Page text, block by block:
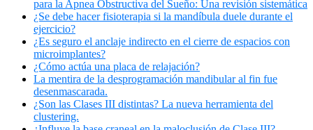
para la Apnea Obstructiva del Sueño: Una revisión sistemática
¿Se debe hacer fisioterapia si la mandíbula duele durante el
ejercicio?
¿Es seguro el anclaje indirecto en el cierre de espacios con
microimplantes?
¿Cómo actúa una placa de relajación?
La mentira de la desprogramación mandibular al fin fue
desenmascarada.
¿Son las Clases III distintas? La nueva herramienta del
clustering.